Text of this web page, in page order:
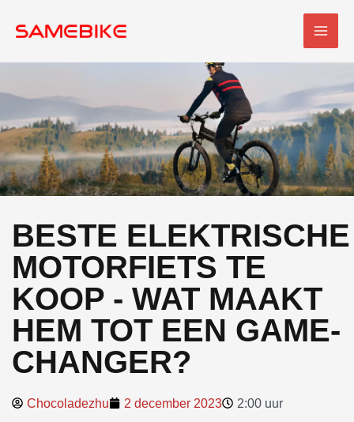
naar
BESTE ELEKTRISCHE
MOTORFIETS TE
KOOP - WAT MAAKT
HEM TOT EEN GAME-
CHANGER?
Chocoladezhu 2 december 2023 2:00 uur